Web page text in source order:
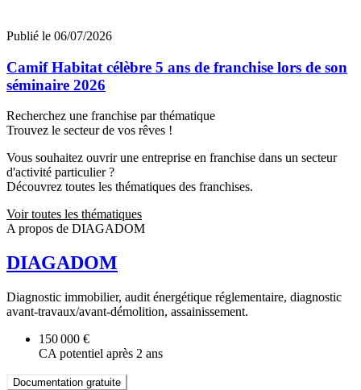
Publié le 06/07/2026
Camif Habitat célèbre 5 ans de franchise lors de son
séminaire 2026
Recherchez une franchise par thématique
Trouvez le secteur de vos rêves !
Vous souhaitez ouvrir une entreprise en franchise dans un secteur
d'activité particulier ?
Découvrez toutes les thématiques des franchises.
Voir toutes les thématiques
A propos de DIAGADOM
DIAGADOM
Diagnostic immobilier, audit énergétique réglementaire, diagnostic
avant-travaux/avant-démolition, assainissement.
150 000 €
CA potentiel après 2 ans
Documentation gratuite